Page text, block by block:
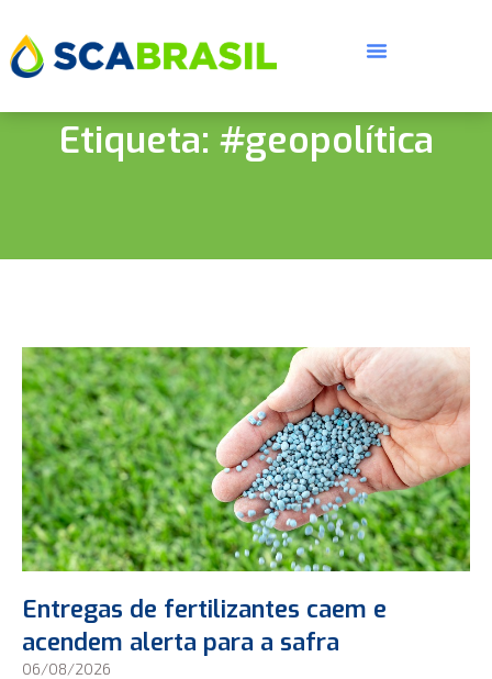
Etiqueta: #geopolítica
Entregas de fertilizantes caem e
acendem alerta para a safra
06/08/2026